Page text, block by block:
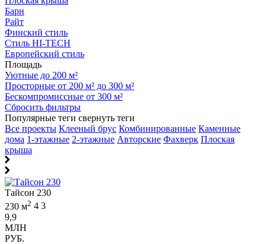
Барн
Райт
Финский стиль
Стиль HI-TECH
Европейский стиль
Площадь
Уютные до 200 м²
Просторные от 200 м² до 300 м²
Бескомпромиссные от 300 м²
Сбросить фильтры
Популярные теги свернуть теги
Все проекты Клееный брус Комбинированные Каменные
дома 1-этажные 2-этажные Авторские Фахверк Плоская
крыша
Тайсон 230
230 м2 4 3
9,9
МЛН
РУБ.